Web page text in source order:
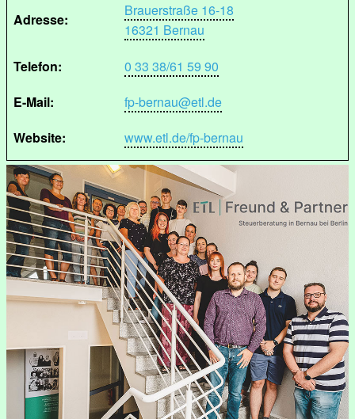
Adresse:
Brauerstraße 16-18
16321 Bernau
Telefon:
0 33 38/61 59 90
E-Mail:
fp-bernau@etl.de
Website:
www.etl.de/fp-bernau